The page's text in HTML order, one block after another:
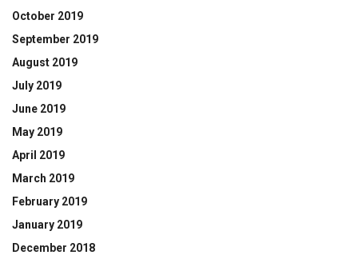
October 2019
September 2019
August 2019
July 2019
June 2019
May 2019
April 2019
March 2019
February 2019
January 2019
December 2018